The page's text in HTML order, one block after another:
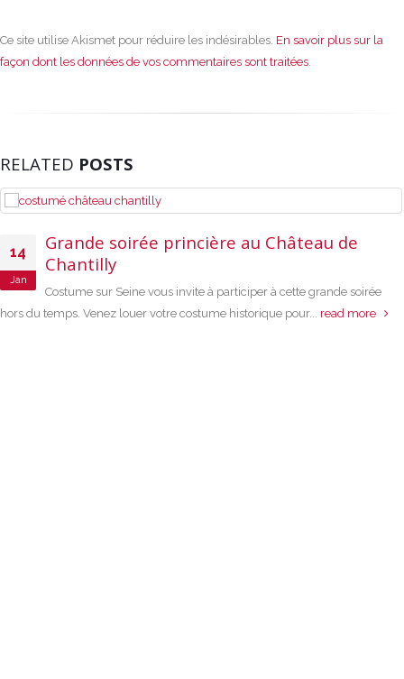
Ce site utilise Akismet pour réduire les indésirables. En savoir plus sur la
façon dont les données de vos commentaires sont traitées.
RELATED POSTS
14
Jan
Grande soirée princière au Château de
Chantilly
Costume sur Seine vous invite à participer à cette grande soirée
hors du temps. Venez louer votre costume historique pour... read more